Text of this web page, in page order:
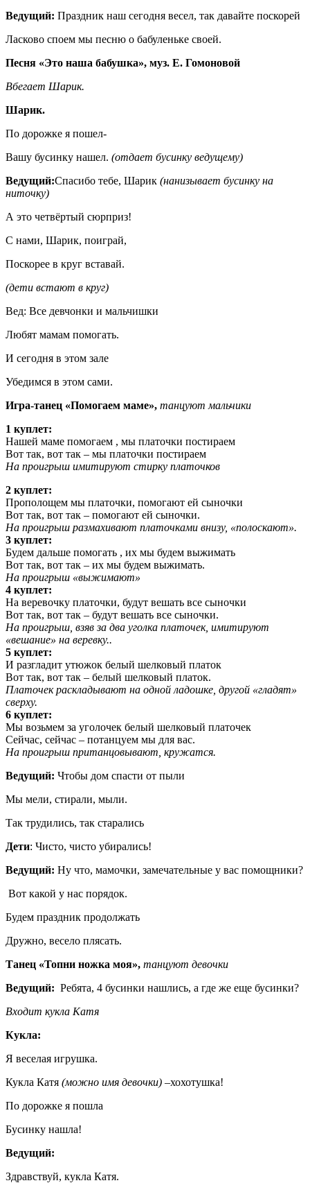
Ведущий: Праздник наш сегодня весел, так давайте поскорей
Ласково споем мы песню о бабуленьке своей.
Песня «Это наша бабушка», муз. Е. Гомоновой
Вбегает Шарик.
Шарик.
По дорожке я пошел-
Вашу бусинку нашел. (отдает бусинку ведущему)
Ведущий:Спасибо тебе, Шарик (нанизывает бусинку на
ниточку)
А это четвёртый сюрприз!
С нами, Шарик, поиграй,
Поскорее в круг вставай.
(дети встают в круг)
Вед: Все девчонки и мальчишки
Любят мамам помогать.
И сегодня в этом зале
Убедимся в этом сами.
Игра-танец «Помогаем маме», танцуют мальчики
1 куплет:
Нашей маме помогаем , мы платочки постираем
Вот так, вот так – мы платочки постираем
На проигрыш имитируют стирку платочков
2 куплет:
Прополощем мы платочки, помогают ей сыночки
Вот так, вот так – помогают ей сыночки.
На проигрыш размахивают платочками внизу, «полоскают».
3 куплет:
Будем дальше помогать , их мы будем выжимать
Вот так, вот так – их мы будем выжимать.
На проигрыш «выжимают»
4 куплет:
На веревочку платочки, будут вешать все сыночки
Вот так, вот так – будут вешать все сыночки.
На проигрыш, взяв за два уголка платочек, имитируют
«вешание» на веревку..
5 куплет:
И разгладит утюжок белый шелковый платок
Вот так, вот так – белый шелковый платок.
Платочек раскладывают на одной ладошке, другой «гладят»
сверху.
6 куплет:
Мы возьмем за уголочек белый шелковый платочек
Сейчас, сейчас – потанцуем мы для вас.
На проигрыш пританцовывают, кружатся.
Ведущий: Чтобы дом спасти от пыли
Мы мели, стирали, мыли.
Так трудились, так старались
Дети: Чисто, чисто убирались!
Ведущий: Ну что, мамочки, замечательные у вас помощники?
Вот какой у нас порядок.
Будем праздник продолжать
Дружно, весело плясать.
Танец «Топни ножка моя», танцуют девочки
Ведущий: Ребята, 4 бусинки нашлись, а где же еще бусинки?
Входит кукла Катя
Кукла:
Я веселая игрушка.
Кукла Катя (можно имя девочки) –хохотушка!
По дорожке я пошла
Бусинку нашла!
Ведущий:
Здравствуй, кукла Катя.